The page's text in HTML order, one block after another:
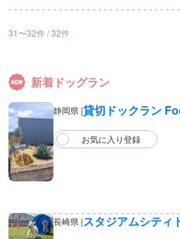
31〜32件 / 32件
新着ドッグラン
静岡県 |貸切ドックラン
長崎県 |スタジアムシティ